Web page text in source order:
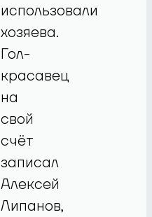
использовали
хозяева.
Гол-
красавец
на
свой
счёт
записал
Алексей
Липанов,